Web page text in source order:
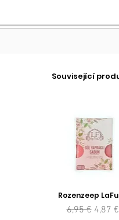
Související
Rozenzeep
Běžná cena
6,95 € 4,87 €